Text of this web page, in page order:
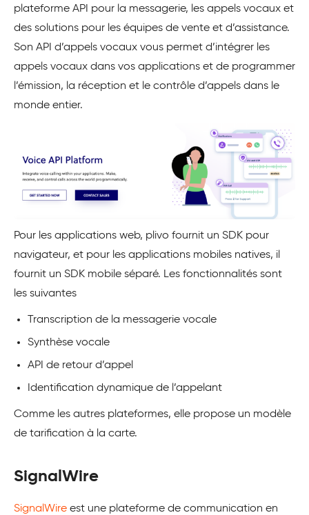
plateforme API pour la messagerie, les appels vocaux et
des solutions pour les équipes de vente et d’assistance.
Son API d’appels vocaux vous permet d’intégrer les
appels vocaux dans vos applications et de programmer
l’émission, la réception et le contrôle d’appels dans le
monde entier.
Pour les applications web, plivo fournit un SDK pour
navigateur, et pour les applications mobiles natives, il
fournit un SDK mobile séparé. Les fonctionnalités sont
les suivantes
Transcription de la messagerie vocale
Synthèse vocale
API de retour d’appel
Identification dynamique de l’appelant
Comme les autres plateformes, elle propose un modèle
de tarification à la carte.
SignalWire
SignalWire est une plateforme de communication en